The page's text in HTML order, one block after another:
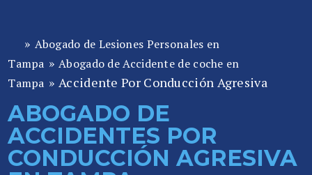
b
o
d
o
de
P
» Abogado de Lesiones Personales en
Tampa » Abogado de Accidente de coche en
Tampa » Accidente Por Conducción Agresiva
ABOGADO DE
ACCIDENTES POR
CONDUCCIÓN AGRESIVA